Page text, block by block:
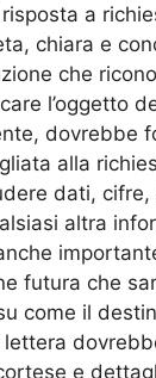
a
chiara e
che
l’oggetto
dovrebbe
alla
dati,
altra
futura che
come il
e